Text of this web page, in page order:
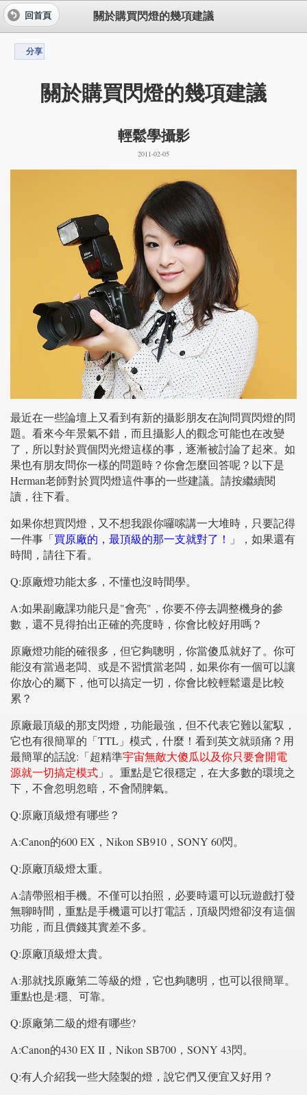
關於購買閃燈的幾項建議
回首頁
分享
關於購買閃燈的幾項建議
輕鬆學攝影
2011-02-05
最近在一些論壇上又看到有新的攝影朋友在詢問買閃燈的問
題。看來今年景氣不錯，而且攝影人的觀念可能也在改變
了，所以對於買個閃光燈這樣的事，逐漸被討論了起來。如
果也有朋友問你一樣的問題時？你會怎麼回答呢？以下是
Herman老師對於買閃燈這件事的一些建議。請按繼續閱
讀，往下看。
如果你想買閃燈，又不想我跟你囉嗦講一大堆時，只要記得
一件事「買原廠的，最頂級的那一支就對了！
」，如果還有
時間，請往下看。
Q:原廠燈功能太多，不懂也沒時間學。
A:如果副廠課功能只是"會亮"，你要不停去調整機身的參
數，還不見得拍出正確的亮度時，你會比較好用嗎？
原廠燈功能的確很多，但它夠聰明，你當傻瓜就好了。你可
能沒有當過老闆、或是不習慣當老闆，如果你有一個可以讓
你放心的屬下，他可以搞定一切，你會比較輕鬆還是比較
累？
原廠最頂級的那支閃燈，功能最強，但不代表它難以駕馭，
它也有很簡單的「TTL」模式，什麼！看到英文就頭痛？用
最簡單的話說:「超精準宇宙無敵大傻瓜以及你只要會開電
源就一切搞定模式 」。重點是它很穩定，在大多數的環境之
下，不會忽明忽暗，不會鬧脾氣。
Q:原廠頂級燈有哪些？
A:Canon的600 EX，Nikon SB910，SONY 60閃。
Q:原廠頂級燈太重。
A:請帶照相手機。不僅可以拍照，必要時還可以玩遊戲打發
無聊時間，重點是手機還可以打電話，頂級閃燈卻沒有這個
功能，而且價錢其實差不多。
Q:原廠頂級燈太貴。
A:那就找原廠第二等級的燈，它也夠聰明，也可以很簡單。
重點也是:穩、可靠。
Q:原廠第二級的燈有哪些?
A:Canon的430 EX II，Nikon SB700，SONY 43閃。
Q:有人介紹我一些大陸製的燈，說它們又便宜又好用？